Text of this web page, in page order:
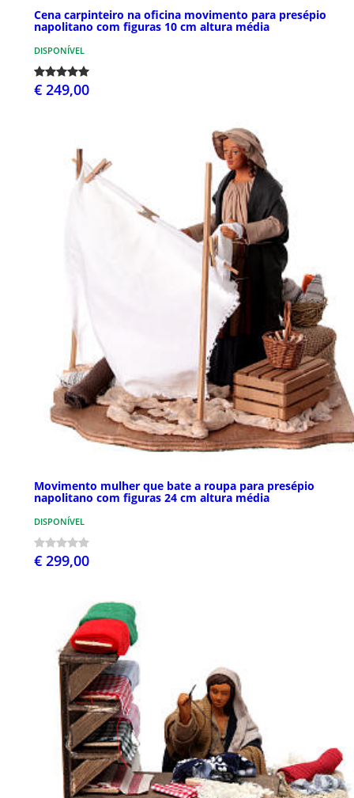
Cena carpinteiro na oficina movimento para presépio
napolitano com figuras 10 cm altura média
DISPONÍVEL
€ 249,00
Movimento mulher que bate a roupa para presépio
napolitano com figuras 24 cm altura média
DISPONÍVEL
€ 299,00